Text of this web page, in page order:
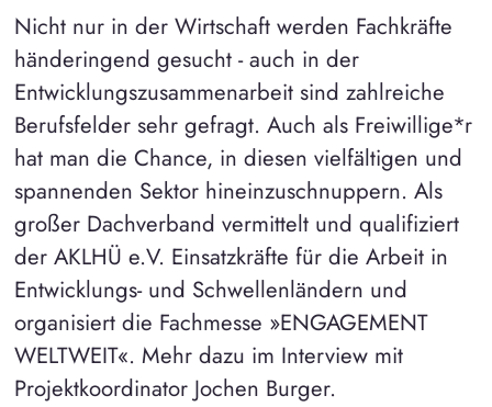
Nicht nur in der Wirtschaft werden Fachkräfte
händeringend gesucht - auch in der
Entwicklungszusammenarbeit sind zahlreiche
Berufsfelder sehr gefragt. Auch als Freiwillige*r
hat man die Chance, in diesen vielfältigen und
spannenden Sektor hineinzuschnuppern. Als
großer Dachverband vermittelt und qualifiziert
der AKLHÜ e.V. Einsatzkräfte für die Arbeit in
Entwicklungs- und Schwellenländern und
organisiert die Fachmesse »ENGAGEMENT
WELTWEIT«. Mehr dazu im Interview mit
Projektkoordinator Jochen Burger.